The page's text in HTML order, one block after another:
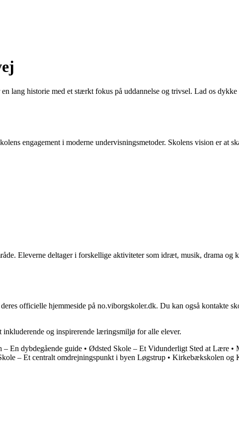
lang historie med et stærkt fokus på uddannelse og trivsel. Lad os
engagement i moderne undervisningsmetoder. Skolens vision er at
Eleverne deltager i forskellige aktiviteter som idræt, musik, drama og
officielle hjemmeside på no.viborgskoler.dk. Du kan også kontakte
inkluderende og inspirerende læringsmiljø for alle elever.
– En dybdegående guide • Ødsted Skole – Et Vidunderligt Sted at Lære •
– Et centralt omdrejningspunkt i byen Løgstrup • Kirkebækskolen og